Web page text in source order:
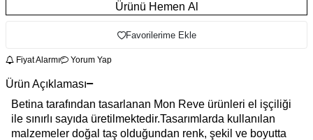
Ürünü Hemen Al
Favorilerime Ekle
Fiyat Alarmı Yorum Yap
Ürün Açıklaması
Betina tarafından tasarlanan Mon Reve ürünleri el işçiliği
ile sınırlı sayıda üretilmektedir.Tasarımlarda kullanılan
malzemeler doğal taş olduğundan renk, şekil ve boyutta